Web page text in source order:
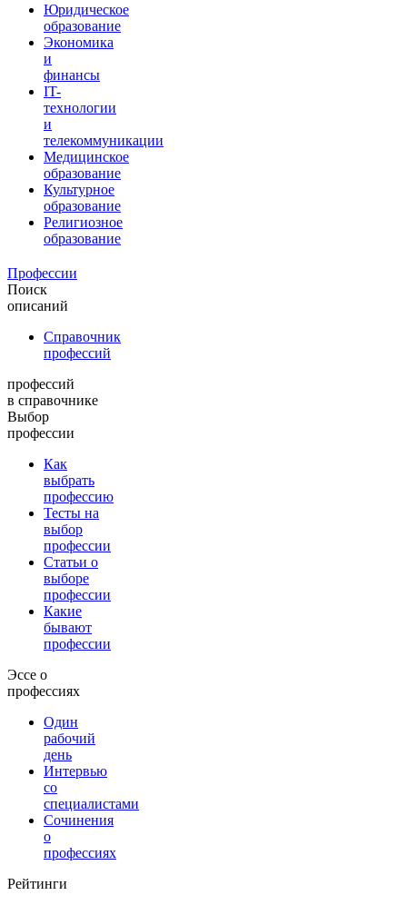
Юридическое
образование
Экономика
и
финансы
IT-
технологии
и
телекоммуникации
Медицинское
образование
Культурное
образование
Религиозное
образование
Профессии
Поиск
описаний
Справочник
профессий
профессий
в справочнике
Выбор
профессии
Как
выбрать
профессию
Тесты на
выбор
профессии
Статьи о
выборе
профессии
Какие
бывают
профессии
Эссе о
профессиях
Один
рабочий
день
Интервью
со
специалистами
Сочинения
о
профессиях
Рейтинги